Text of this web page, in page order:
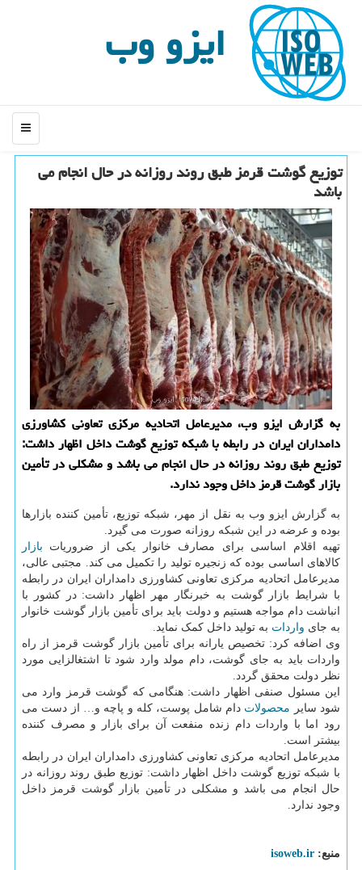
ایزو وب
منو
توزیع گوشت قرمز طبق روند روزانه در حال انجام می
باشد
به گزارش ایزو وب، مدیرعامل اتحادیه مرکزی تعاونی کشاورزی
دامداران ایران در رابطه با شبکه توزیع گوشت داخل اظهار داشت:
توزیع طبق روند روزانه در حال انجام می باشد و مشکلی در تأمین
بازار گوشت قرمز داخل وجود ندارد.
به گزارش ایزو وب به نقل از مهر، شبکه توزیع، تأمین کننده بازارها
بوده و عرضه در این شبکه روزانه صورت می گیرد.
تهیه اقلام اساسی برای مصارف خانوار یکی از ضروریات بازار
کالاهای اساسی بوده که زنجیره تولید را تکمیل می کند. مجتبی عالی،
مدیرعامل اتحادیه مرکزی تعاونی کشاورزی دامداران ایران در رابطه
با شرایط بازار گوشت به خبرنگار مهر اظهار داشت: در کشور با
انباشت دام مواجه هستیم و دولت باید برای تأمین بازار گوشت خانوار
به جای واردات به تولید داخل کمک نماید.
وی اضافه کرد: تخصیص یارانه برای تأمین بازار گوشت قرمز از راه
واردات باید به جای گوشت، دام مولد وارد شود تا اشتغالزایی مورد
نظر دولت محقق گردد.
این مسئول صنفی اظهار داشت: هنگامی که گوشت قرمز وارد می
شود سایر محصولات دام شامل پوست، کله و پاچه و… از دست می
رود اما با واردات دام زنده منفعت آن برای بازار و مصرف کننده
بیشتر است.
مدیرعامل اتحادیه مرکزی تعاونی کشاورزی دامداران ایران در رابطه
با شبکه توزیع گوشت داخل اظهار داشت: توزیع طبق روند روزانه در
حال انجام می باشد و مشکلی در تأمین بازار گوشت قرمز داخل
وجود ندارد.
منبع: isoweb.ir